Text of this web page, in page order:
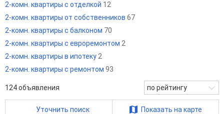
2-комн. квартиры с отделкой 12
2-комн. квартиры от собственников 67
2-комн. квартиры с балконом 70
2-комн. квартиры с евроремонтом 2
2-комн. квартиры в ипотеку 2
2-комн. квартиры с ремонтом 93
124объявления по рейтингу
Уточнить поиск Показать на карте